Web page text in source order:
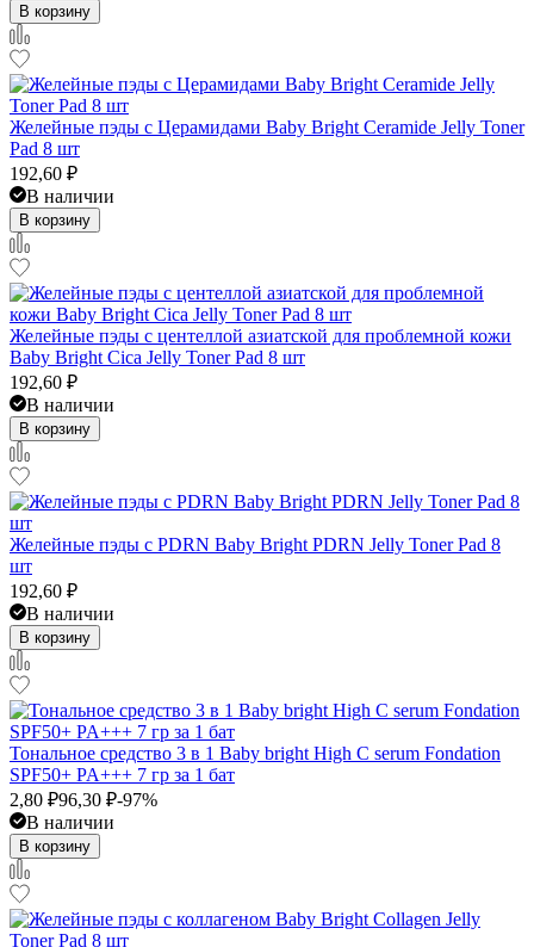
В корзину
Желейные пэды с Церамидами Baby Bright Ceramide Jelly Toner
Pad 8 шт
192,60 ₽
В наличии
В корзину
Желейные пэды с центеллой азиатской для проблемной кожи
Baby Bright Cica Jelly Toner Pad 8 шт
192,60 ₽
В наличии
В корзину
Желейные пэды с PDRN Baby Bright PDRN Jelly Toner Pad 8
шт
192,60 ₽
В наличии
В корзину
Тональное средство 3 в 1 Baby bright High C serum Fondation
SPF50+ PA+++ 7 гр за 1 бат
2,80 ₽96,30 ₽-97%
В наличии
В корзину